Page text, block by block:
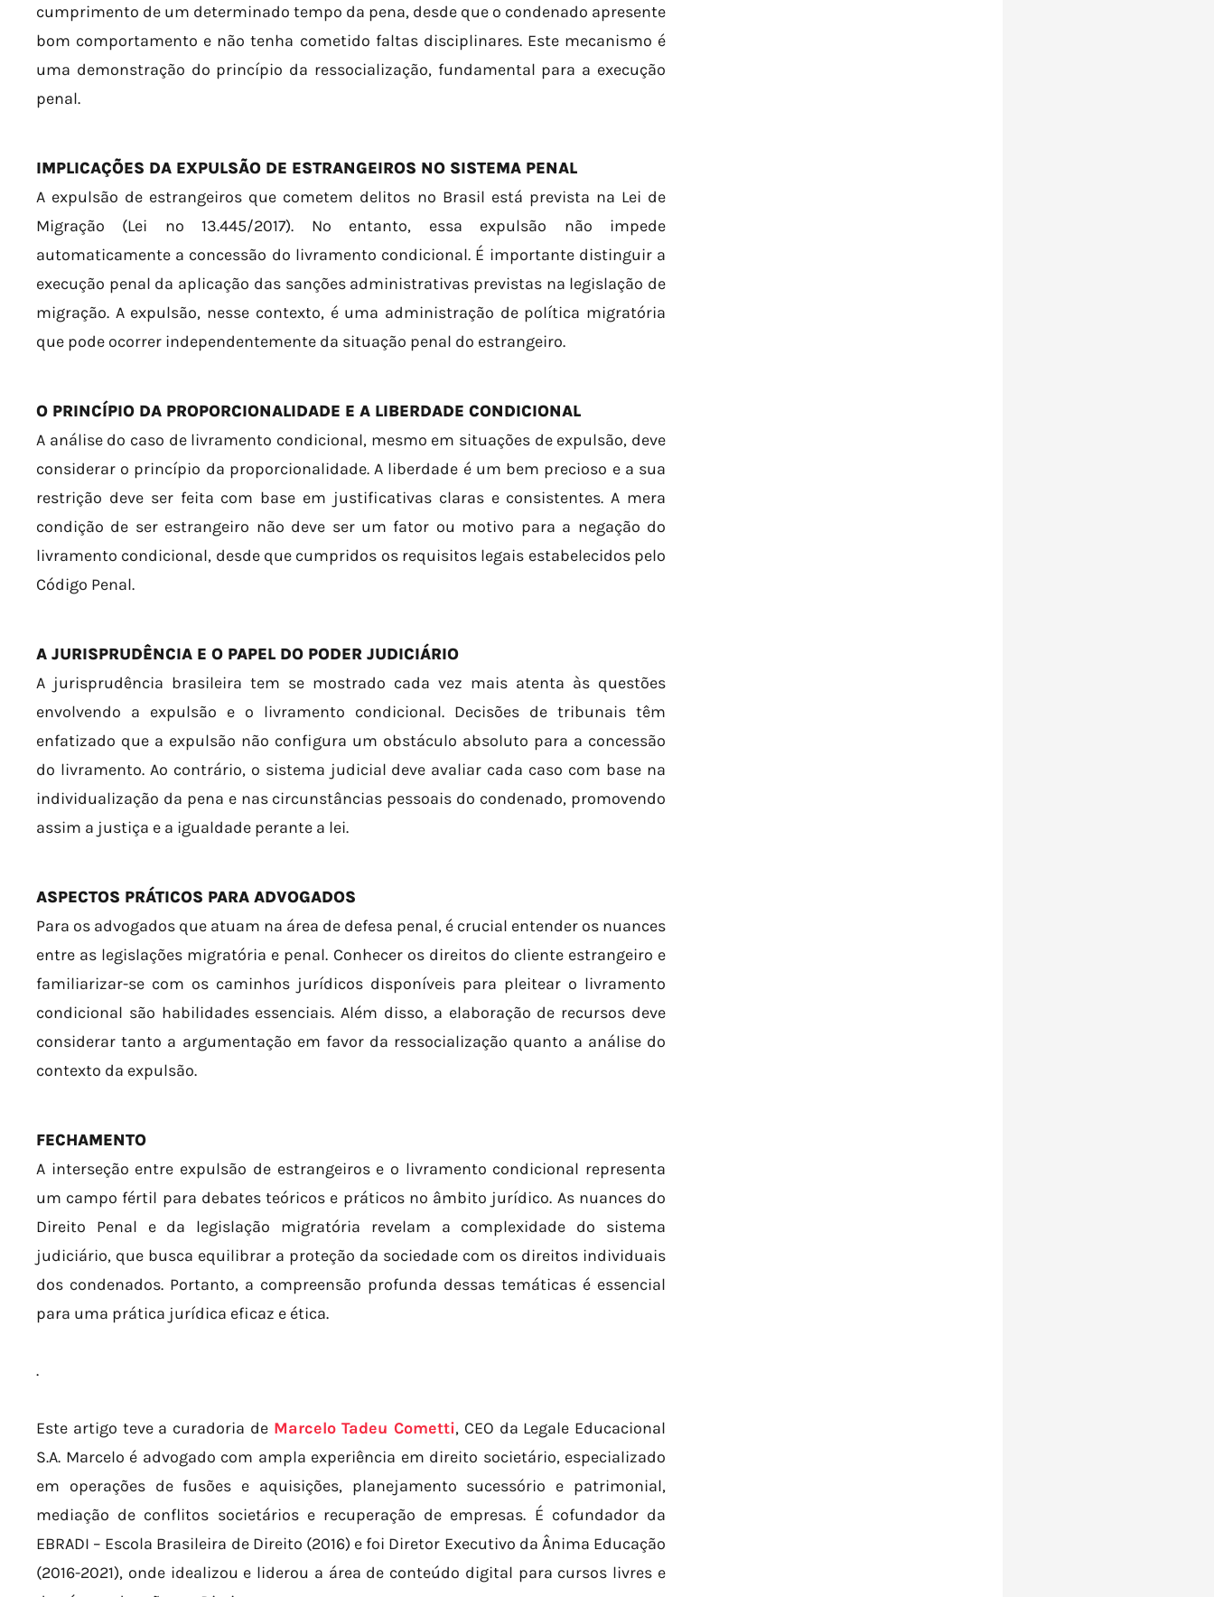
cumprimento de um determinado tempo da pena, desde que o condenado apresente
bom comportamento e não tenha cometido faltas disciplinares. Este mecanismo é
uma demonstração do princípio da ressocialização, fundamental para a execução
penal.
IMPLICAÇÕES DA EXPULSÃO DE ESTRANGEIROS NO SISTEMA PENAL
A expulsão de estrangeiros que cometem delitos no Brasil está prevista na Lei de
Migração (Lei nº 13.445/2017). No entanto, essa expulsão não impede
automaticamente a concessão do livramento condicional. É importante distinguir a
execução penal da aplicação das sanções administrativas previstas na legislação de
migração. A expulsão, nesse contexto, é uma administração de política migratória
que pode ocorrer independentemente da situação penal do estrangeiro.
O PRINCÍPIO DA PROPORCIONALIDADE E A LIBERDADE CONDICIONAL
A análise do caso de livramento condicional, mesmo em situações de expulsão, deve
considerar o princípio da proporcionalidade. A liberdade é um bem precioso e a sua
restrição deve ser feita com base em justificativas claras e consistentes. A mera
condição de ser estrangeiro não deve ser um fator ou motivo para a negação do
livramento condicional, desde que cumpridos os requisitos legais estabelecidos pelo
Código Penal.
A JURISPRUDÊNCIA E O PAPEL DO PODER JUDICIÁRIO
A jurisprudência brasileira tem se mostrado cada vez mais atenta às questões
envolvendo a expulsão e o livramento condicional. Decisões de tribunais têm
enfatizado que a expulsão não configura um obstáculo absoluto para a concessão
do livramento. Ao contrário, o sistema judicial deve avaliar cada caso com base na
individualização da pena e nas circunstâncias pessoais do condenado, promovendo
assim a justiça e a igualdade perante a lei.
ASPECTOS PRÁTICOS PARA ADVOGADOS
Para os advogados que atuam na área de defesa penal, é crucial entender os nuances
entre as legislações migratória e penal. Conhecer os direitos do cliente estrangeiro e
familiarizar-se com os caminhos jurídicos disponíveis para pleitear o livramento
condicional são habilidades essenciais. Além disso, a elaboração de recursos deve
considerar tanto a argumentação em favor da ressocialização quanto a análise do
contexto da expulsão.
FECHAMENTO
A interseção entre expulsão de estrangeiros e o livramento condicional representa
um campo fértil para debates teóricos e práticos no âmbito jurídico. As nuances do
Direito Penal e da legislação migratória revelam a complexidade do sistema
judiciário, que busca equilibrar a proteção da sociedade com os direitos individuais
dos condenados. Portanto, a compreensão profunda dessas temáticas é essencial
para uma prática jurídica eficaz e ética.
.
Este artigo teve a curadoria de Marcelo Tadeu Cometti, CEO da Legale Educacional
S.A. Marcelo é advogado com ampla experiência em direito societário, especializado
em operações de fusões e aquisições, planejamento sucessório e patrimonial,
mediação de conflitos societários e recuperação de empresas. É cofundador da
EBRADI – Escola Brasileira de Direito (2016) e foi Diretor Executivo da Ânima Educação
(2016-2021), onde idealizou e liderou a área de conteúdo digital para cursos livres e